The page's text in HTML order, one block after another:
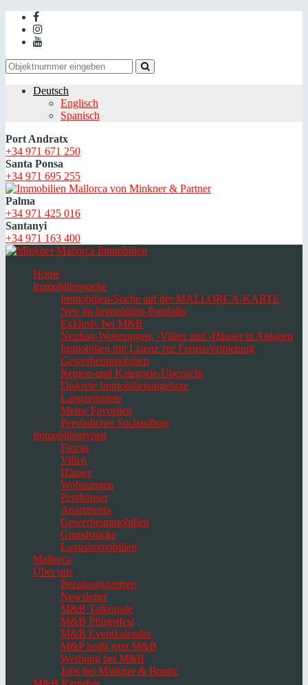
Deutsch
Englisch
Spanisch
Port Andratx
+34 971 671 250
Santa Ponsa
+34 971 695 255
Palma
+34 971 425 016
Santanyi
+34 971 163 400
Home
Immobiliensuche
Immobilien-Suche auf der MALLORCA-KARTE
Neu im Immobilien-Portfolio
Exklusiv bei M&B
Neubau-Wohnungen, -Villen und -Häuser in Anlagen
Immobilien mit Lizenz zur Ferienvermietung
Gewerbeimmobilien
Region-und Kategorie-Übersicht
Diskrete Immobilienangebote
Langzeitmiete
Meine Favoriten
Persönlicher Suchauftrag
Immobilientypen
Fincas
Villen
Häuser
Wohnungen
Penthäuser
Apartments
Gewerbeimmobilien
Grundstücke
Luxusimmobilien
Mallorca
Über uns
Beratungszentren
Newsletter
M&B Talkrunde
M&B Pfingstfest
M&B Eventkalender
M&P heißt jetzt M&B
Werbung bei M&B
Jobs bei Minkner & Bonitz